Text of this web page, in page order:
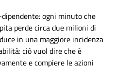
: ogni minuto che
perde circa due milioni di
in una maggiore incidenza
ciò vuol dire che è
e compiere le azioni